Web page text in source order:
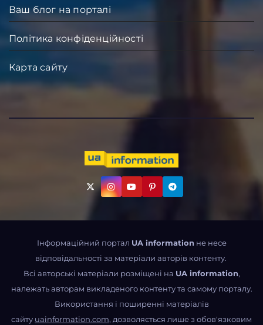
Ваш блог на порталі
Політика конфіденційності
Карта сайту
Інформаційний портал UA information не несе
відповідальності за матеріали авторів контенту.
Всі авторські матеріали розміщені на UA information,
належать авторам викладеного контенту та самому порталу.
Використання і поширенні матеріалів
сайту uainformation.com, дозволяється лише з обов'язковим